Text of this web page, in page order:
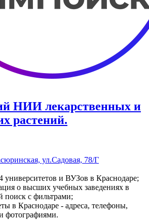
НИИ лекарственных и
растений.
ул.Садовая, 78/Г
и ВУЗов в Краснодаре;
о высших учебных заведениях в
поиск с фильтрами;
в Краснодаре - адреса, телефоны,
фотографиями.